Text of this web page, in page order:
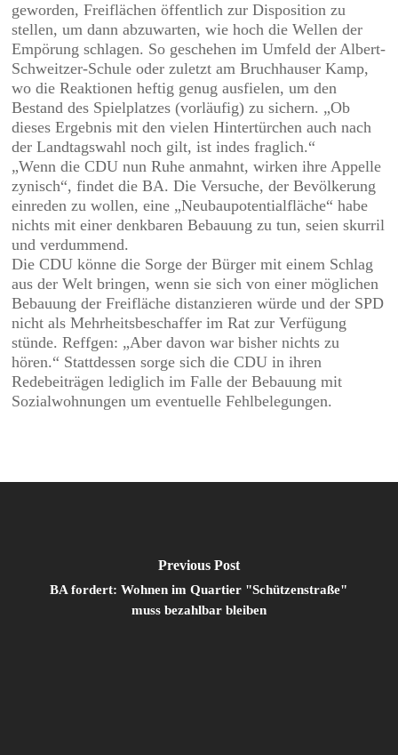
geworden, Freiflächen öffentlich zur Disposition zu
stellen, um dann abzuwarten, wie hoch die Wellen der
Empörung schlagen. So geschehen im Umfeld der Albert-
Schweitzer-Schule oder zuletzt am Bruchhauser Kamp,
wo die Reaktionen heftig genug ausfielen, um den
Bestand des Spielplatzes (vorläufig) zu sichern. „Ob
dieses Ergebnis mit den vielen Hintertürchen auch nach
der Landtagswahl noch gilt, ist indes fraglich.“
„Wenn die CDU nun Ruhe anmahnt, wirken ihre Appelle
zynisch“, findet die BA. Die Versuche, der Bevölkerung
einreden zu wollen, eine „Neubaupotentialfläche“ habe
nichts mit einer denkbaren Bebauung zu tun, seien skurril
und verdummend.
Die CDU könne die Sorge der Bürger mit einem Schlag
aus der Welt bringen, wenn sie sich von einer möglichen
Bebauung der Freifläche distanzieren würde und der SPD
nicht als Mehrheitsbeschaffer im Rat zur Verfügung
stünde. Reffgen: „Aber davon war bisher nichts zu
hören.“ Stattdessen sorge sich die CDU in ihren
Redebeiträgen lediglich im Falle der Bebauung mit
Sozialwohnungen um eventuelle Fehlbelegungen.
Previous Post
BA fordert: Wohnen im Quartier "Schützenstraße"
muss bezahlbar bleiben